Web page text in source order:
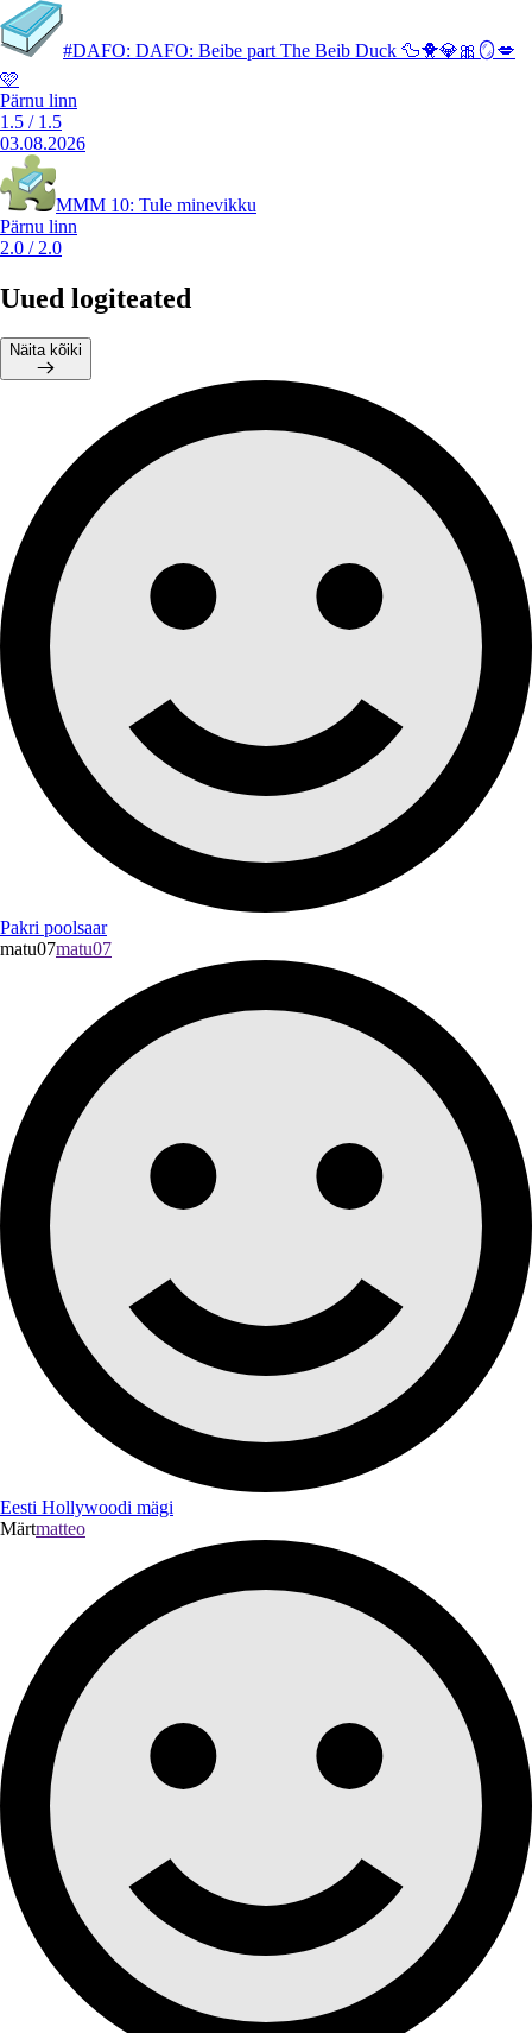
#DAFO: DAFO: Beibe part The Beib Duck 🦆🐥💎🎀🪞💋
🩷
Pärnu linn
1.5 / 1.5
03.08.2026
MMM 10: Tule minevikku
Pärnu linn
2.0 / 2.0
Uued logiteated
Näita kõiki
Pakri poolsaar
matu07matu07
Eesti Hollywoodi mägi
Märtmatteo